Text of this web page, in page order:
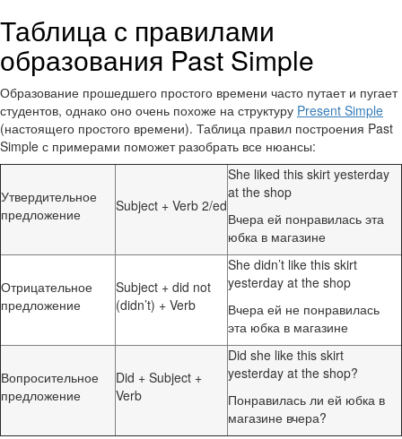
Таблица с правилами
образования Past Simple
Образование прошедшего простого времени часто путает и пугает
студентов, однако оно очень похоже на структуру Present Simple
(настоящего простого времени). Таблица правил построения Past
Simple с примерами поможет разобрать все нюансы:
Утвердительное
предложение
Subject + Verb 2/ed
She liked this skirt yesterday
at the shop
Вчера ей понравилась эта
юбка в магазине
Отрицательное
предложение
Subject + did not
(didn’t) + Verb
She didn’t like this skirt
yesterday at the shop
Вчера ей не понравилась
эта юбка в магазине
Вопросительное
предложение
Did + Subject +
Verb
Did she like this skirt
yesterday at the shop?
Понравилась ли ей юбка в
магазине вчера?